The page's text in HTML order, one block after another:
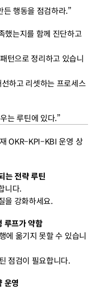
든 행동을 점검하라.”
했는지를 함께 진단하고
턴으로 정리하고 있습니
하고 리셋하는 프로세스
는 루틴에 있다.”
OKR–KPI–KBI 운영 상
는 전략 루틴
니다.
을 강화하세요.
루프가 약함
점검이 필요합니다.
운영